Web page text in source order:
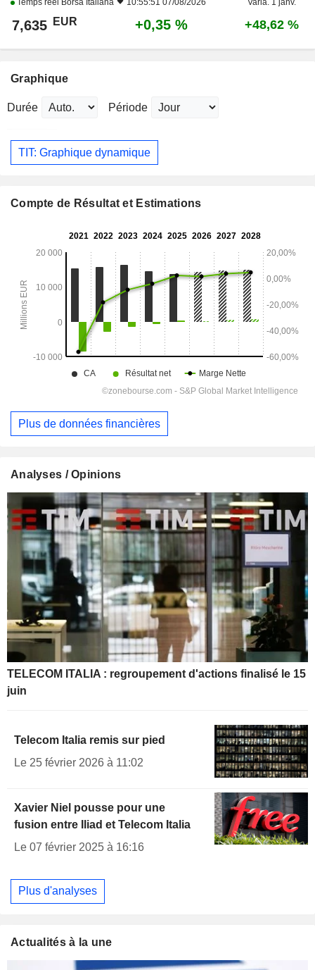
Temps réel Borsa Italiana 10:55:51 07/08/2026 Varia. 1 janv.
7,635 EUR +0,35 % +48,62 %
Graphique
Durée Période
TIT: Graphique dynamique
Compte de Résultat et Estimations
Plus de données financières
Analyses / Opinions
TELECOM ITALIA : regroupement d'actions finalisé le 15
juin
Telecom Italia remis sur pied
Le 25 février 2026 à 11:02
Xavier Niel pousse pour une
fusion entre Iliad et Telecom Italia
Le 07 février 2025 à 16:16
Plus d'analyses
Actualités à la une